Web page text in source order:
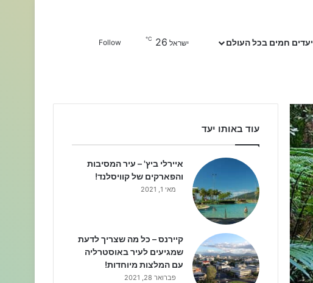
יעדים חמים בכל העולם ישראל 26
℃
Follow
עוד באותו יעד
איירלי ביץ' – עיר המסיבות
והפארקים של קוויסלנד!
מאי 1, 2021
קיירנס – כל מה שצריך לדעת
שמגיעים לעיר באוסטרליה
עם המלצות מיוחדות!
פברואר 28, 2021